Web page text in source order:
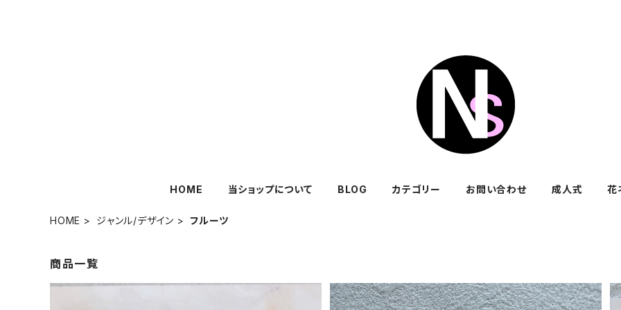
HOME 当ショップについて BLOG カテゴリー お問い合わせ 成人式 花
HOME ジャンル/デザイン フルーツ
商品一覧